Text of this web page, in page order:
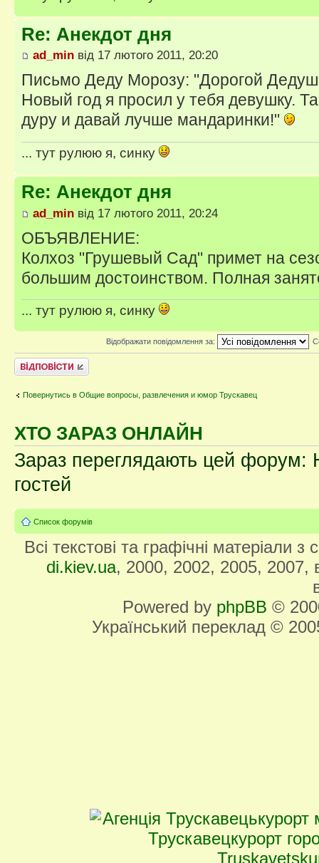
Re: Анекдот дня
ad_min від 17 лютого 2011, 20:20
Письмо Деду Морозу: "Дорогой
Новый год я просил у тебя девушку.
дуру и давай лучше мандаринки!"
... тут рулюю я, синку
Re: Анекдот дня
ad_min від 17 лютого 2011, 20:24
ОБЪЯВЛЕНИЕ:
Колхоз "Грушевый Сад" примет на
большим достоинством. Полная
... тут рулюю я, синку
Відображати повідомлення за:
Відповісти
Повернутись в Общие вопросы, развлечения и юмор Трускавец
ХТО ЗАРАЗ ОНЛАЙН
Зараз переглядають цей форум:
гостей
Список форумів
Всі текстові та графічні матеріали
di.kiev.ua, 2000, 2002, 2005, 2007,
Powered by phpBB ©
Український переклад ©